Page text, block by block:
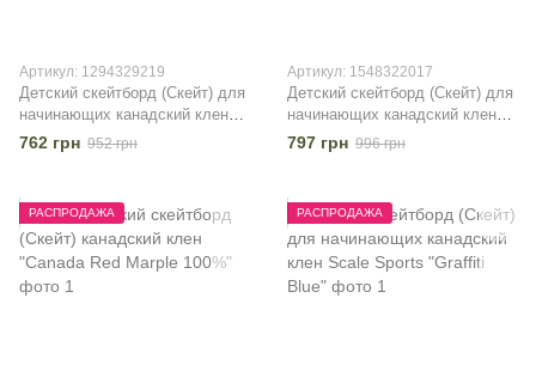
Артикул: 1294329219
Детский скейтборд (Скейт) для
начинающих канадский клен
Scale Sports "Hawk"
762 грн 952 грн
Артикул: 1548322017
Детский скейтборд (Скейт) для
начинающих канадский клен
Scale Sports "New Eagle"
797 грн 996 грн
РАСПРОДАЖА РАСПРОДАЖА